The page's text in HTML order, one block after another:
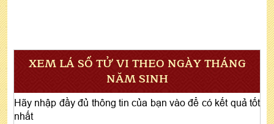
XEM LÁ SỐ TỬ VI THEO NGÀY THÁNG
NĂM SINH
Hãy nhập đầy đủ thông tin của bạn vào để có kết quả tốt
nhất